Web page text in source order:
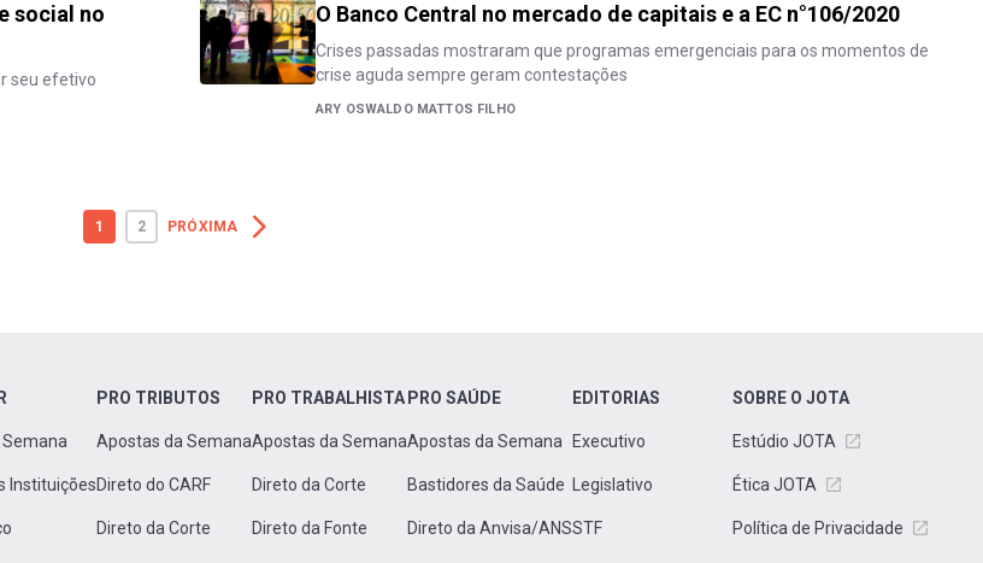
social no
seu efetivo
O Banco Central no mercado de capitais e a EC n°106/2020
Crises passadas mostraram que programas emergenciais para os momentos de
crise aguda sempre geram contestações
ARY OSWALDO MATTOS FILHO
1 2 PRÓXIMA
Instituições
PRO TRIBUTOS
Apostas da Semana
Direto do CARF
Direto da Corte
PRO TRABALHISTA
Apostas da Semana
Direto da Corte
Direto da Fonte
PRO SAÚDE
Apostas da Semana
Bastidores da Saúde
Direto da Anvisa/ANS
EDITORIAS
Executivo
Legislativo
STF
SOBRE O JOTA
Estúdio JOTA
Ética JOTA
Política de Privacidade